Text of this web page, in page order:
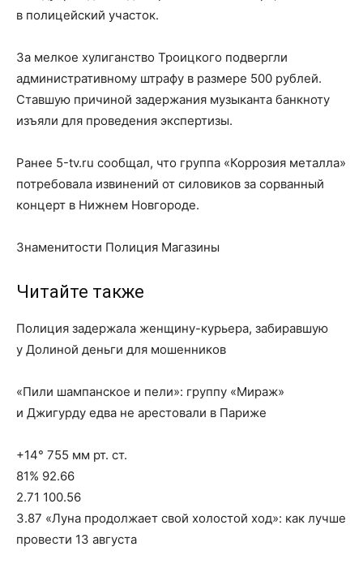
в полицейский участок.
За мелкое хулиганство Троицкого подвергли
административному штрафу в размере 500 рублей.
Ставшую причиной задержания музыканта банкноту
изъяли для проведения экспертизы.
Ранее 5-tv.ru сообщал, что группа «Коррозия металла»
потребовала извинений от силовиков за сорванный
концерт в Нижнем Новгороде.
Знаменитости Полиция Магазины
Читайте также
Полиция задержала женщину-курьера, забиравшую
у Долиной деньги для мошенников
«Пили шампанское и пели»: группу «Мираж»
и Джигурду едва не арестовали в Париже
+14° 755 мм рт. ст.
81% 92.66
2.71 100.56
3.87 «Луна продолжает свой холостой ход»: как лучше
провести 13 августа